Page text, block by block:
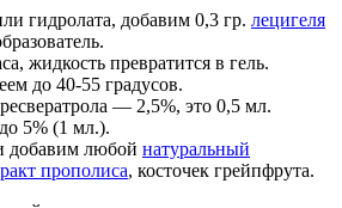
гидролата, добавим 0,3 гр. лецигеля
жидкость превратится в гель.
до 40-55 градусов.
— 2,5%, это 0,5 мл.
5% (1 мл.).
добавим любой натуральный
прополиса, косточек грейпфрута.